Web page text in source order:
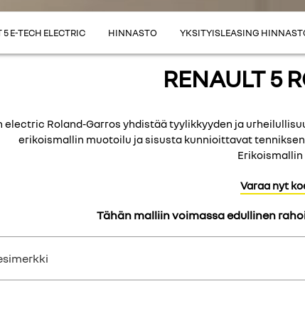
E-TECH ELECTRIC HINNASTO YKSITYISLEASING
RENAULT 5
electric Roland-Garros yhdistää tyylikkyyden ja
erikoismallin muotoilu ja sisusta kunnioittavat
Varaa nyt
Tähän malliin voimassa edullinen